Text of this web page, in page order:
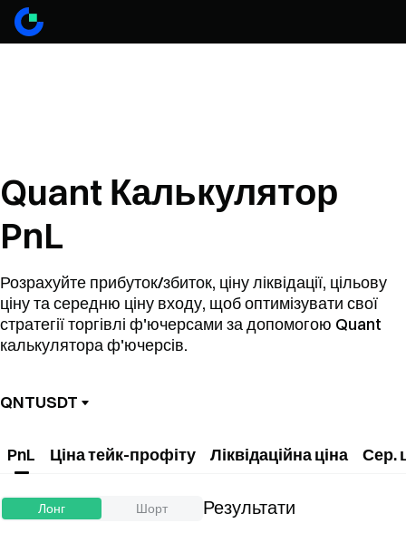
Quant Калькулятор
PnL
Розрахуйте прибуток/збиток, ціну ліквідації, цільову
ціну та середню ціну входу, щоб оптимізувати свої
стратегії торгівлі ф'ючерсами за допомогою Quant
калькулятора ф'ючерсів.
QNTUSDT
PnL Ціна тейк-профіту Ліквідаційна ціна Сер.
Лонг Шорт Результати